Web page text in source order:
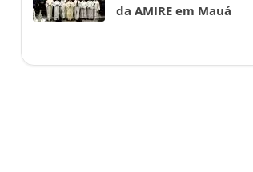
da AMIRE em Mauá